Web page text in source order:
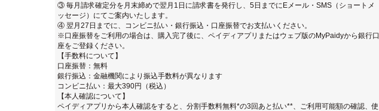
③ 毎月請求確定分を月末締めで翌月1日に請求書を発行し、5日までにEメール・SMS（ショートメ
ッセージ）にてご案内いたします。
④ 翌月27日までに、コンビニ払い・銀行振込・口座振替でお支払いください。
※口座振替をご利用の場合は、購入完了後に、ペイディアプリまたはウェブ版のMyPaidyから銀行口
座をご登録ください。
【手数料について】
口座振替：無料
銀行振込：金融機関により振込手数料が異なります
コンビニ払い：最大390円（税込）
【本人確認について】
ペイディアプリから本人確認をすると、分割手数料無料*の3回あと払い**、ご利用可能額の確認、使